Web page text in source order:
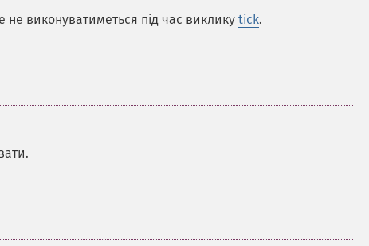
не виконуватиметься під час виклику tick.